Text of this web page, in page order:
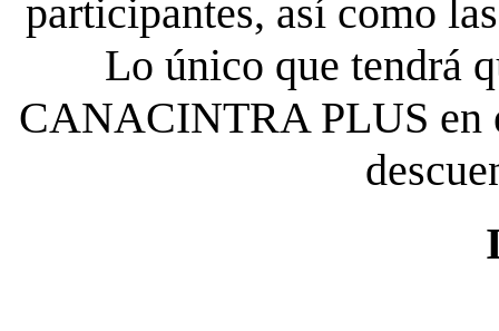
participantes, así como
Lo único que tendrá
CANACINTRA PLUS en